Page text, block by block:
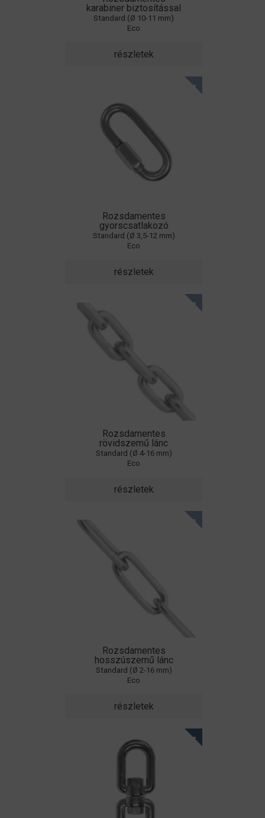
karabiner biztosítással
Standard (Ø 10-11 mm)
Eco
részletek
Rozsdamentes
gyorscsatlakozó
Standard (Ø 3,5-12 mm)
Eco
részletek
Rozsdamentes
rövidszemű lánc
Standard (Ø 4-16 mm)
Eco
részletek
Rozsdamentes
hosszúszemű lánc
Standard (Ø 2-16 mm)
Eco
részletek